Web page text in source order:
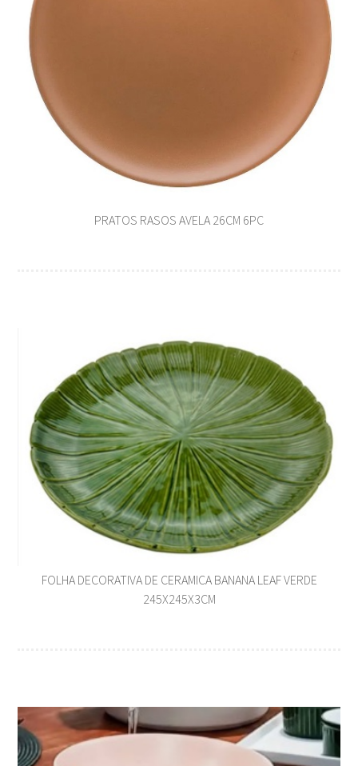
PRATOS RASOS AVELA 26CM 6PC
FOLHA DECORATIVA DE CERAMICA BANANA LEAF VERDE
245X245X3CM